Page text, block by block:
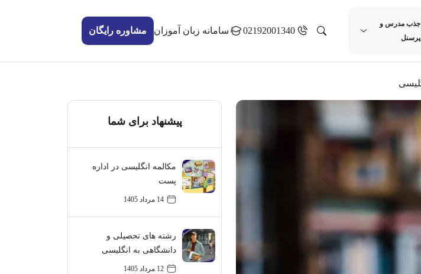
جذب مدرس و
پرسنل
02192001340 سامانه زبان آموزان مشاوره رایگان
پیشنهاد برای شما
مکالمه انگلیسی در اداره
پست
14 مرداد 1405
رشته های تحصیلی و
دانشگاهی به انگلیسی
12 مرداد 1405